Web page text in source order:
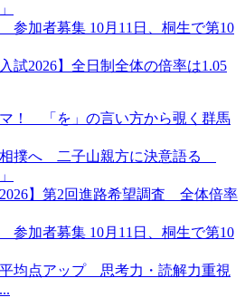
加者募集 10月11日、桐生で第10
試2026】全日制全体の倍率は1.05
！ 「を」の言い方から覗く群馬
相撲へ 二子山親方に決意語る
2026】第2回進路希望調査 全体倍率
加者募集 10月11日、桐生で第10
均点アップ 思考力・読解力重視